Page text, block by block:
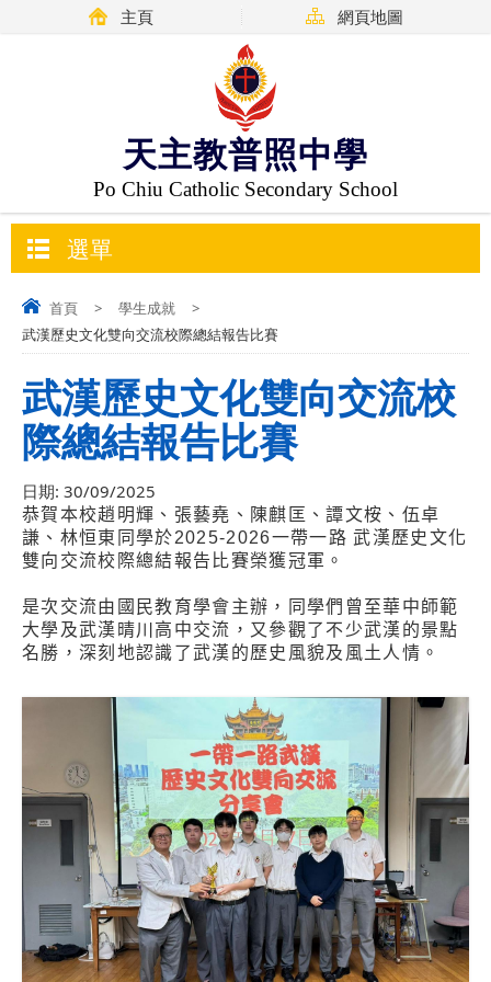
天主教普照中學
Po Chiu Catholic Secondary School
主頁 網頁地圖
選單
首頁 > 學生成就
>
武漢歷史文化雙向交流校際總結報告比賽
武漢歷史文化雙向交流校
際總結報告比賽
日期: 30/09/2025
恭賀本校趙明輝、張藝堯、陳麒匡、譚文桉、伍卓
謙、林恒東同學於2025-2026一帶一路 武漢歷史文化
雙向交流校際總結報告比賽榮獲冠軍。
是次交流由國民教育學會主辦，同學們曾至華中師範
大學及武漢晴川高中交流，又參觀了不少武漢的景點
名勝，深刻地認識了武漢的歷史風貌及風土人情。